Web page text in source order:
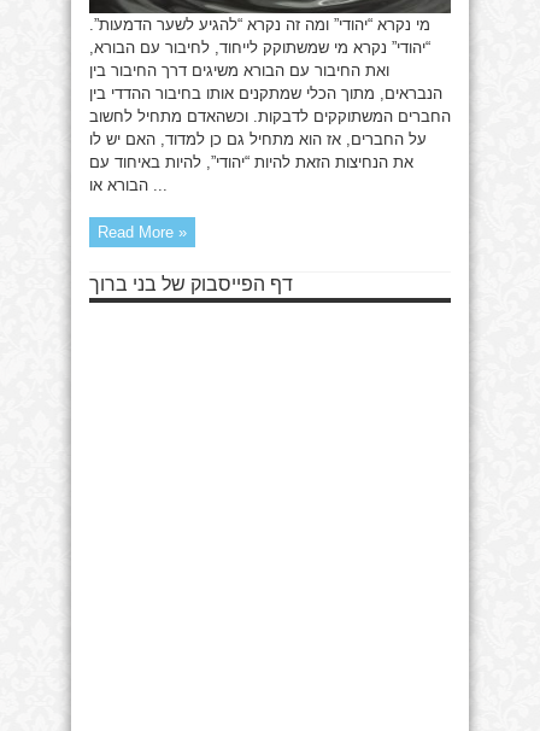
מי נקרא “יהודי” ומה זה נקרא “להגיע לשער הדמעות”.
“יהודי” נקרא מי שמשתוקק לייחוד, לחיבור עם הבורא,
ואת החיבור עם הבורא משיגים דרך החיבור בין
הנבראים, מתוך הכלי שמתקנים אותו בחיבור ההדדי בין
החברים המשתוקקים לדבקות. וכשהאדם מתחיל לחשוב
על החברים, אז הוא מתחיל גם כן למדוד, האם יש לו
את הנחיצות הזאת להיות “יהודי”, להיות באיחוד עם
הבורא או ...
Read More »
דף הפייסבוק של בני ברוך